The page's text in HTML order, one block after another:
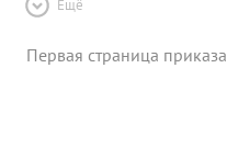
Ещё
Первая страница приказа